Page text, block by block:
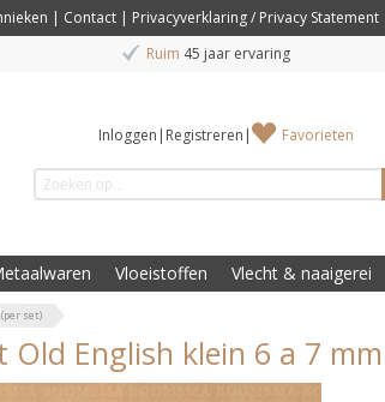
| Contact | Privacyverklaring / Privacy Statement
Ruim 45 jaar ervaring
Inloggen | Registreren | Favorieten
Vloeistoffen Vlecht & naaigerei
set)
Old English klein 6 a 7